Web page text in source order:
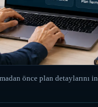
önce plan detaylarını